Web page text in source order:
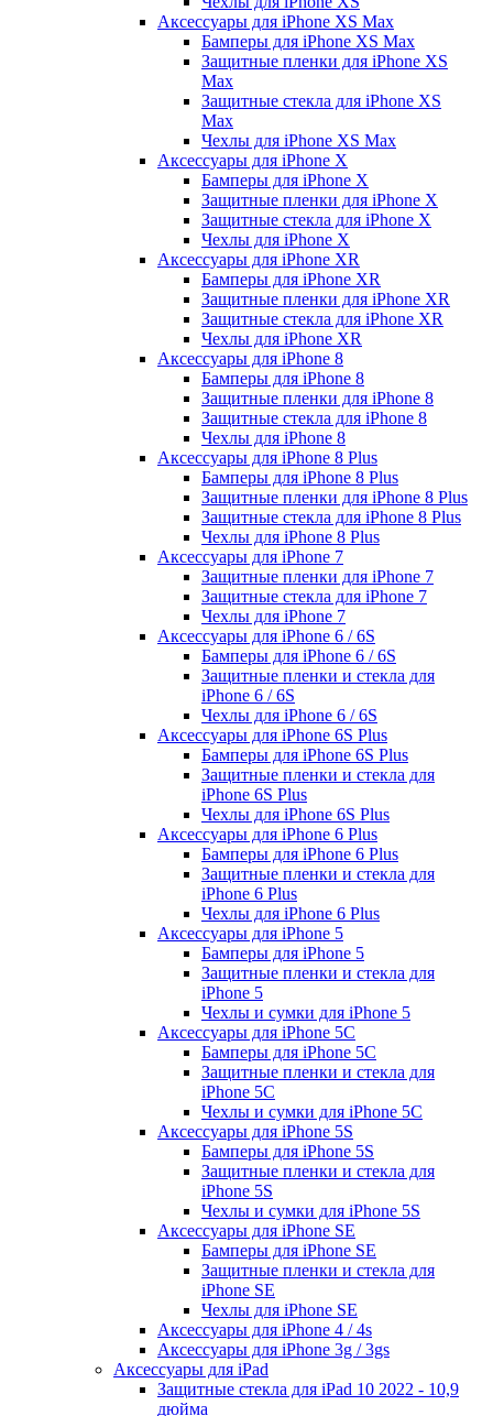
Аксессуары для iPhone ХS Max
Бамперы для iPhone XS Max
Защитные пленки для iPhone XS
Max
Защитные стекла для iPhone XS
Max
Чехлы для iPhone XS Max
Аксессуары для iPhone X
Бамперы для iPhone X
Защитные пленки для iPhone X
Защитные стекла для iPhone X
Чехлы для iPhone X
Аксессуары для iPhone XR
Бамперы для iPhone XR
Защитные пленки для iPhone XR
Защитные стекла для iPhone XR
Чехлы для iPhone XR
Аксессуары для iPhone 8
Бамперы для iPhone 8
Защитные пленки для iPhone 8
Защитные стекла для iPhone 8
Чехлы для iPhone 8
Аксессуары для iPhone 8 Plus
Бамперы для iPhone 8 Plus
Защитные пленки для iPhone 8 Plus
Защитные стекла для iPhone 8 Plus
Чехлы для iPhone 8 Plus
Аксессуары для iPhone 7
Защитные пленки для iPhone 7
Защитные стекла для iPhone 7
Чехлы для iPhone 7
Аксессуары для iPhone 6 / 6S
Бамперы для iPhone 6 / 6S
Защитные пленки и стекла для
iPhone 6 / 6S
Чехлы для iPhone 6 / 6S
Аксессуары для iPhone 6S Plus
Бамперы для iPhone 6S Plus
Защитные пленки и стекла для
iPhone 6S Plus
Чехлы для iPhone 6S Plus
Аксессуары для iPhone 6 Plus
Бамперы для iPhone 6 Plus
Защитные пленки и стекла для
iPhone 6 Plus
Чехлы для iPhone 6 Plus
Аксессуары для iPhone 5
Бамперы для iPhone 5
Защитные пленки и стекла для
iPhone 5
Чехлы и сумки для iPhone 5
Аксессуары для iPhone 5C
Бамперы для iPhone 5C
Защитные пленки и стекла для
iPhone 5C
Чехлы и сумки для iPhone 5C
Аксессуары для iPhone 5S
Бамперы для iPhone 5S
Защитные пленки и стекла для
iPhone 5S
Чехлы и сумки для iPhone 5S
Аксессуары для iPhone SE
Бамперы для iPhone SE
Защитные пленки и стекла для
iPhone SE
Чехлы для iPhone SE
Аксессуары для iPhone 4 / 4s
Аксессуары для iPhone 3g / 3gs
Аксессуары для iPad
Защитные стекла для iPad 10 2022 - 10,9
дюйма